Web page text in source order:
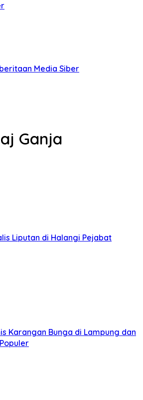
Media Siber
Ganja
Liputan di Halangi Pejabat
Karangan Bunga di Lampung dan